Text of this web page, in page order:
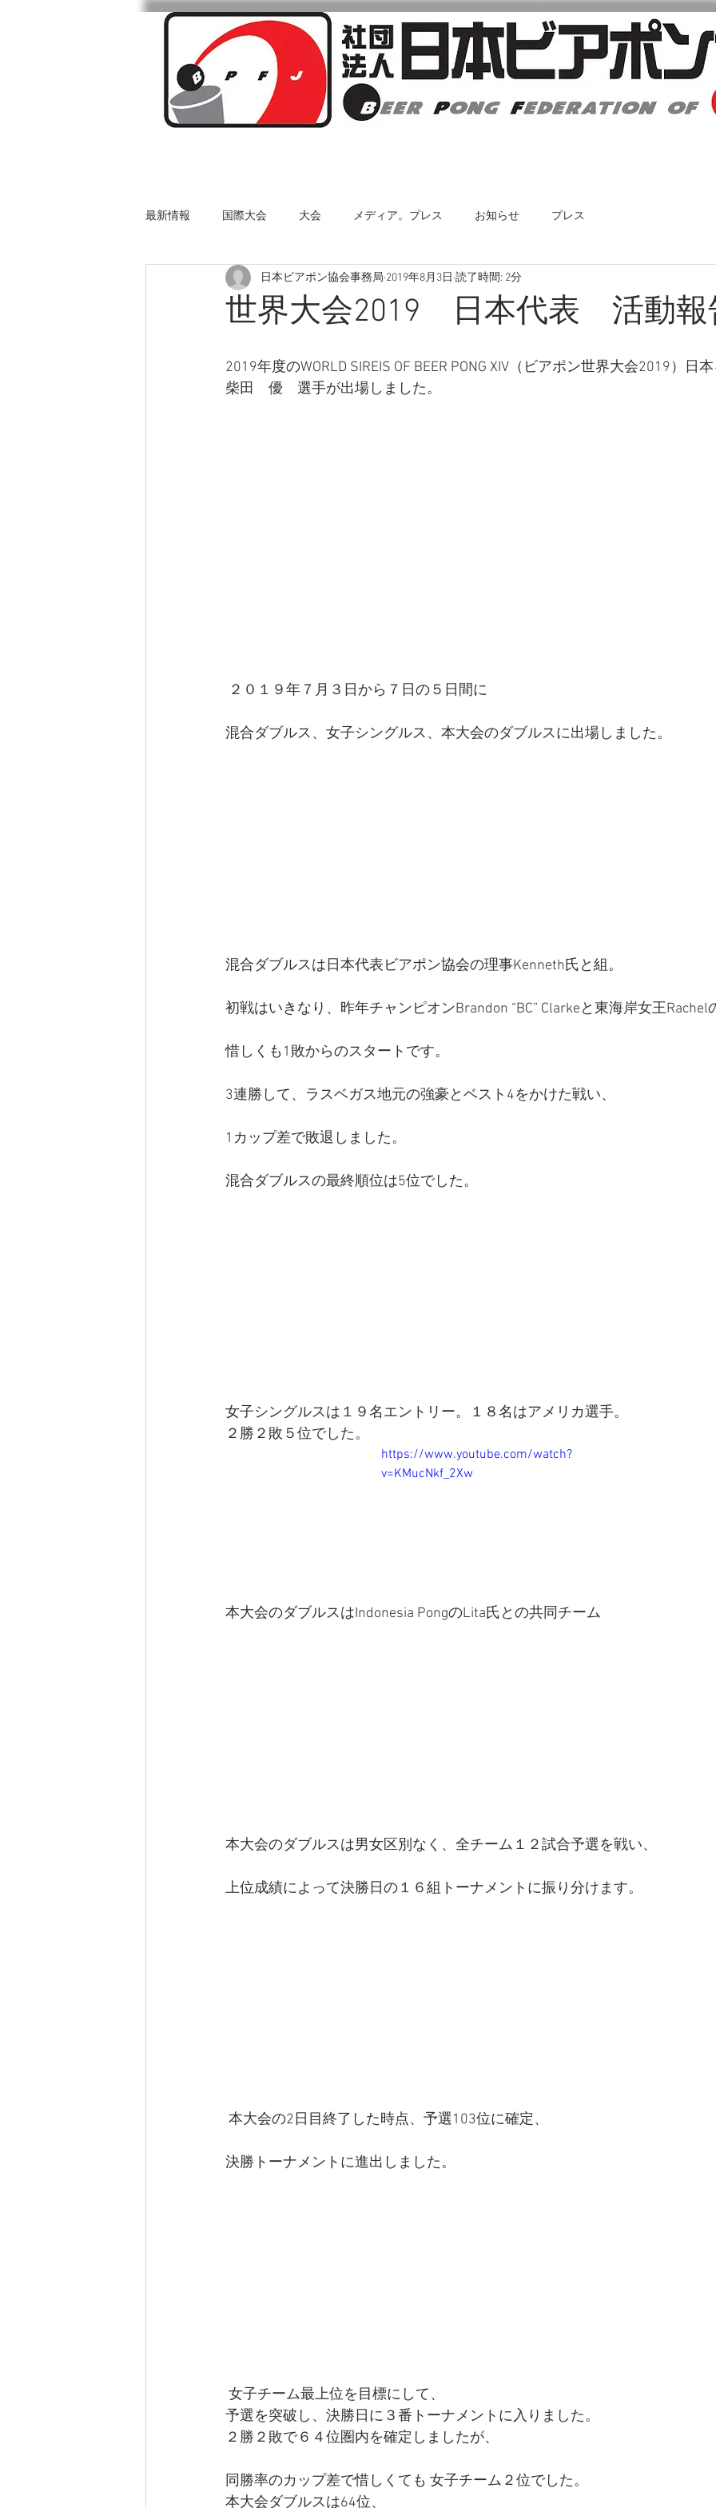
最新情報 国際大会 大会 メディア。プレス お知らせ プレス
世界大会2019 日本代表 活動報
日本ビアポン協会事務局 2019年8月3日 読了時間: 2分
2019年度のWORLD SIREIS OF BEER PONG XIV（ビアポン世界大会2019）日
柴田　優　選手が出場しました。
２０１９年７月３日から７日の５日間に
混合ダブルス、女子シングルス、本大会のダブルスに出場しました。
混合ダブルスは日本代表ビアポン協会の理事Kenneth氏と組。
初戦はいきなり、昨年チャンピオンBrandon “BC” Clarkeと東海岸女王Rachel
惜しくも1敗からのスタートです。
3連勝して、ラスベガス地元の強豪とベスト4をかけた戦い、
1カップ差で敗退しました。
混合ダブルスの最終順位は5位でした。
女子シングルスは１９名エントリー。１８名はアメリカ選手。
２勝２敗５位でした。
https://www.youtube.com/watch?
v=KMucNkf_2Xw
本大会のダブルスはIndonesia PongのLita氏との共同チーム
本大会のダブルスは男女区別なく、全チーム１２試合予選を戦い、
上位成績によって決勝日の１６組トーナメントに振り分けます。
本大会の2日目終了した時点、予選103位に確定、
決勝トーナメントに進出しました。
女子チーム最上位を目標にして、
予選を突破し、決勝日に３番トーナメントに入りました。
２勝２敗で６４位圏内を確定しましたが、
同勝率のカップ差で惜しくても 女子チーム２位でした。
本大会ダブルスは64位、